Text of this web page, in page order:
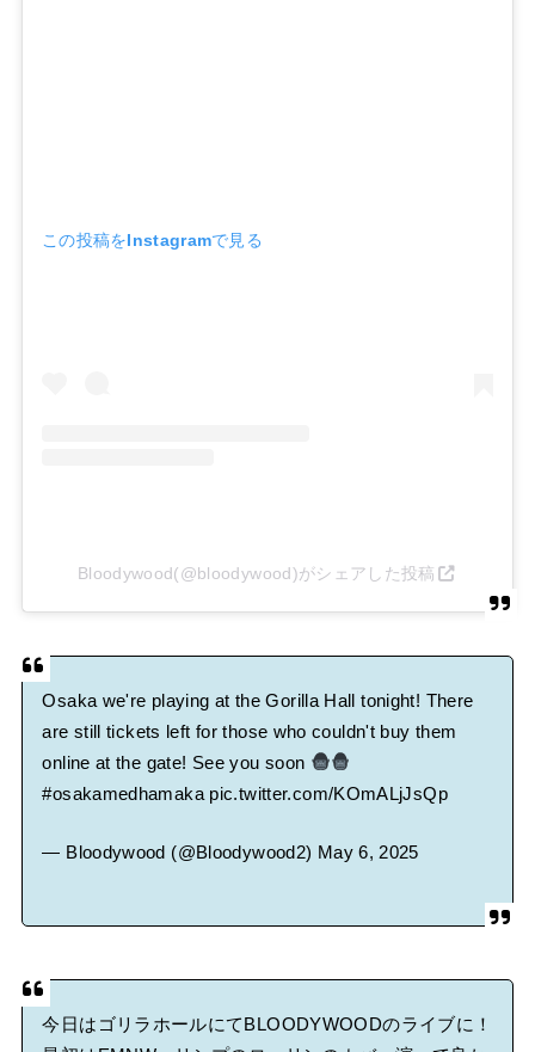
この投稿をInstagramで見る
Bloodywood(@bloodywood)がシェアした投稿
Osaka we're playing at the Gorilla Hall tonight! There
are still tickets left for those who couldn't buy them
online at the gate! See you soon
#osakamedhamaka pic.twitter.com/KOmALjJsQp
— Bloodywood (@Bloodywood2) May 6, 2025
今日はゴリラホールにてBLOODYWOODのライブに！